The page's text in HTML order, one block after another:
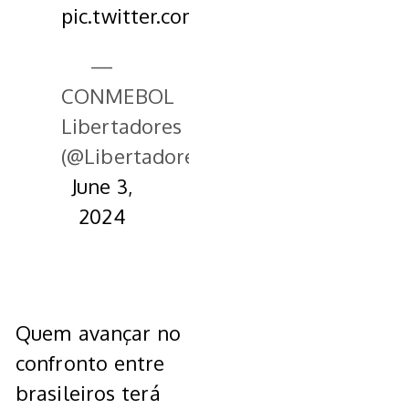
pic.twitter.com/AjIGokNApR
—
CONMEBOL
Libertadores
(@LibertadoresBR)
June 3,
2024
Quem avançar no
confronto entre
brasileiros terá